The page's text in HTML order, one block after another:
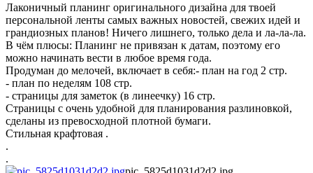
Лаконичный планинг оригинального дизайна для твоей
персональной ленты самых важных новостей, свежих идей и
грандиозных планов! Ничего лишнего, только дела и ла-ла-ла.
В чём плюсы: Планинг не привязан к датам, поэтому его
можно начинать вести в любое время года.
Продуман до мелочей, включает в себя:- план на год 2 стр.
- план по неделям 108 стр.
- страницы для заметок (в линеечку) 16 стр.
Страницы с очень удобной для планирования разлиновкой,
сделаны из превосходной плотной бумаги.
Стильная крафтовая .
.
.